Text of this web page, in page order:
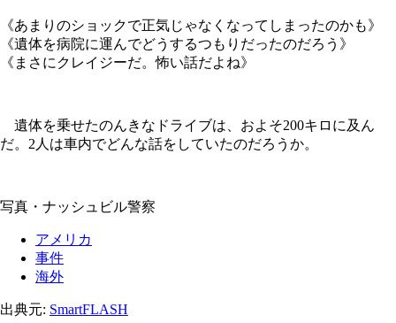
《あまりのショックで正気じゃなくなってしまったのかも》
《遺体を病院に運んでどうするつもりだったのだろう》
《まさにクレイジーだ。怖い話だよね》
遺体を乗せたのんきなドライブは、およそ200キロに及ん
だ。2人は車内でどんな話をしていたのだろうか。
写真・ナッシュビル警察
アメリカ
事件
海外
出典元: SmartFLASH